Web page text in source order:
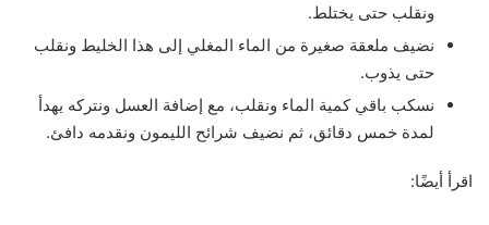
ونقلب حتى يختلط.
نضيف ملعقة صغيرة من الماء المغلي إلى هذا الخليط ونقلب
حتى يذوب.
نسكب باقي كمية الماء ونقلب، مع إضافة العسل ونتركه يهدأ
لمدة خمس دقائق، ثم نضيف شرائح الليمون ونقدمه دافئ.
اقرأ أيضًا: